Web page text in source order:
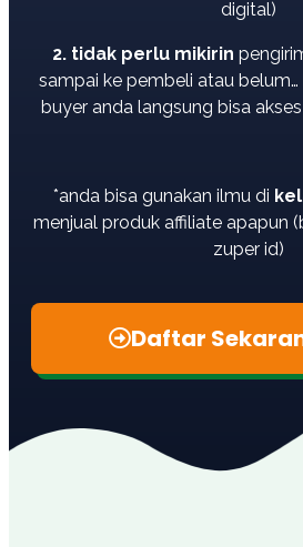
digital)
2. tidak perlu mikirin
sampai ke pembeli atau belum…
buyer anda langsung bisa
*anda bisa gunakan ilmu di
menjual produk affiliate apapun
zuper id)
Daftar